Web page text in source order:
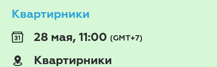
Квартирники
28 мая, 11:00 (GMT+7)
Квартирники